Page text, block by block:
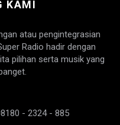
KAMI
atau pengintegrasian
Radio hadir dengan
pilihan serta musik yang
- 2324 - 885